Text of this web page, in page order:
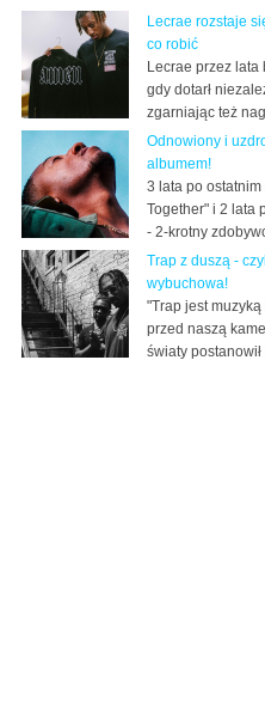
Lecrae rozstaje
co robić
Lecrae przez lata
gdy dotarł
zgarniając też
Odnowiony i
albumem!
3 lata po
Together" i 2 lata
- 2-krotny
Trap z duszą -
wybuchowa!
"Trap jest
przed naszą
światy postanowił